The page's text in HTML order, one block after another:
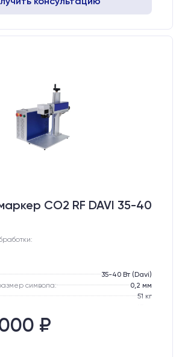
CO2 RF DAVI 35-40
35-40 Вт (Davi)
символа:
0,2 мм
51 кг
станка, мм:
₽